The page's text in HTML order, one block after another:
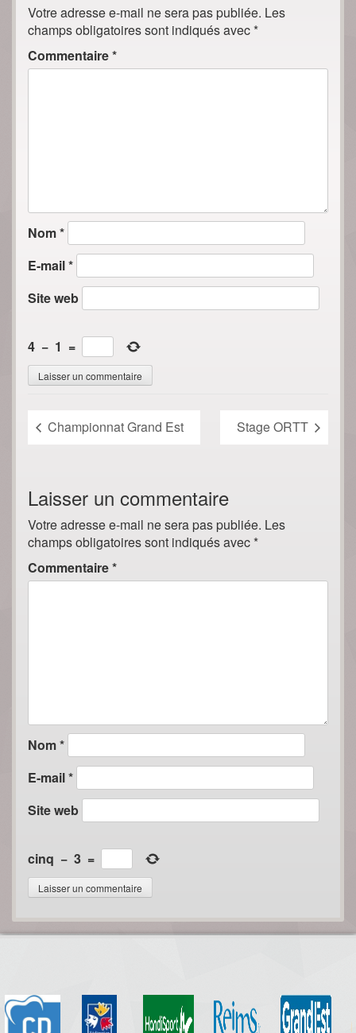
Votre adresse e-mail ne sera pas publiée. Les
champs obligatoires sont indiqués avec*
Commentaire*
Nom*
E-mail*
Site web
4 − 1 =
Championnat Grand Est Stage ORTT
Laisser un commentaire
Votre adresse e-mail ne sera pas publiée. Les
champs obligatoires sont indiqués avec *
Commentaire*
Nom*
E-mail*
Site web
cinq − 3 =